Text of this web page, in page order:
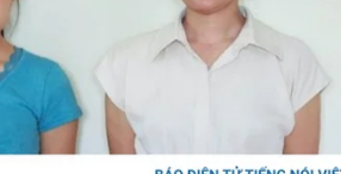
Chứng khoán
Giá cà phê